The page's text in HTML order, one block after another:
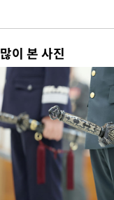
많이 본 사진